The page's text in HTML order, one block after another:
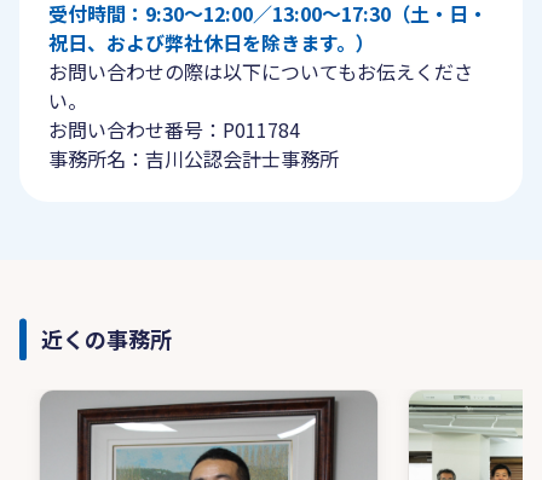
受付時間：9:30〜12:00／13:00〜17:30（土・日・
祝日、および弊社休日を除きます。）
お問い合わせの際は以下についてもお伝えくださ
い。
お問い合わせ番号：P011784
事務所名：吉川公認会計士事務所
近くの事務所